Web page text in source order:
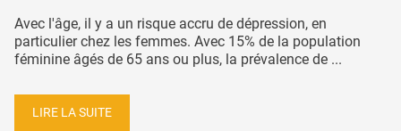
Avec l'âge, il y a un risque accru de dépression, en
particulier chez les femmes. Avec 15% de la population
féminine âgés de 65 ans ou plus, la prévalence de ...
LIRE LA SUITE